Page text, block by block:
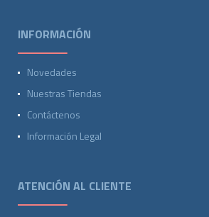
INFORMACIÓN
Novedades
Nuestras Tiendas
Contáctenos
Información Legal
ATENCIÓN AL CLIENTE